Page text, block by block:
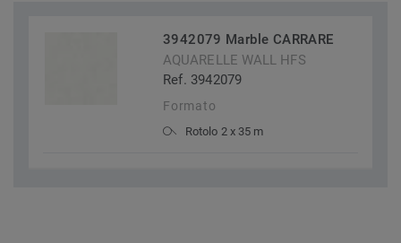
3942079 Marble CARRARE
AQUARELLE WALL HFS
Ref. 3942079
Formato
Rotolo 2 x 35 m